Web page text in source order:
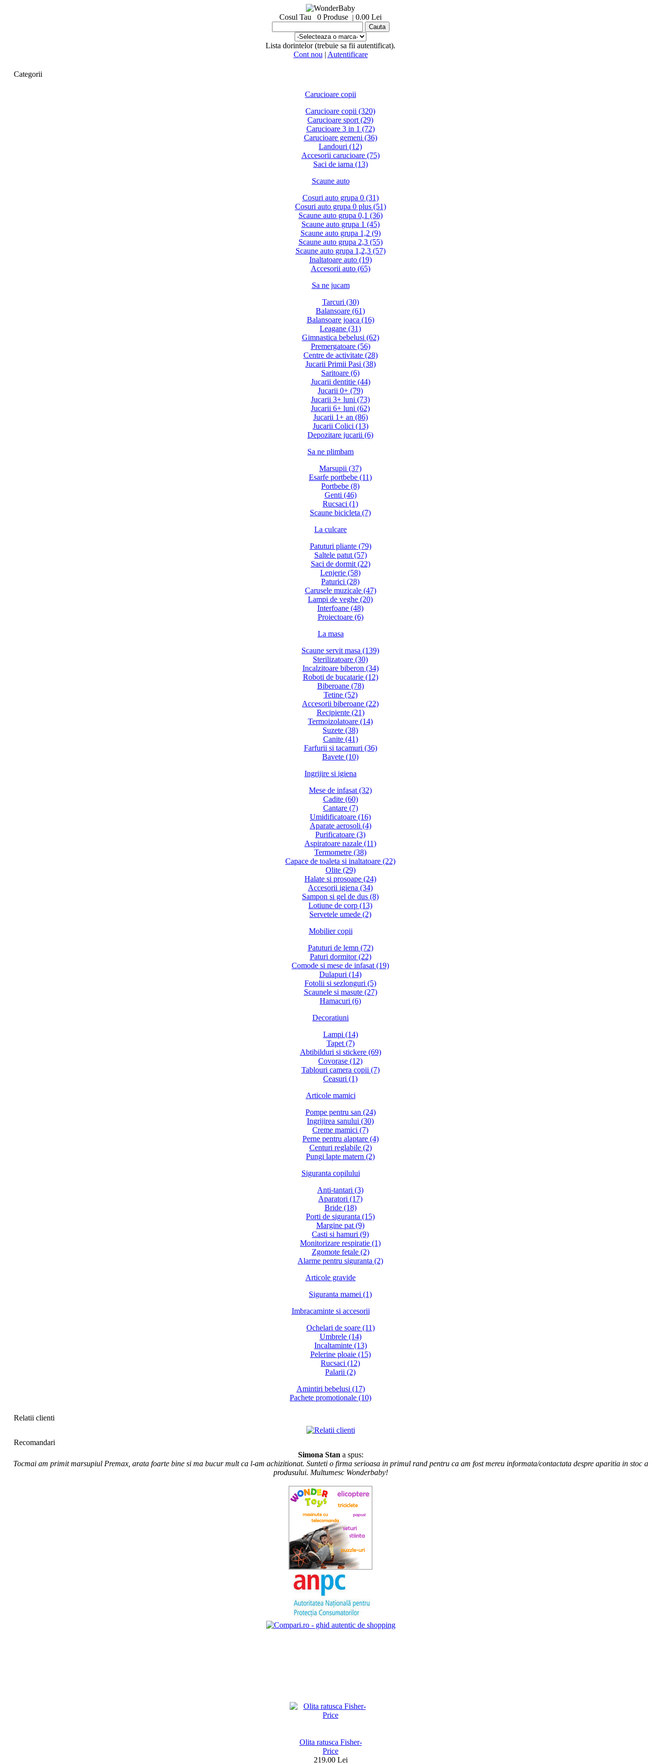
Cosul Tau 0 Produse 0.00 Lei
Lista dorintelor (trebuie sa fii autentificat).
Cont nou | Autentificare
Categorii
Carucioare copii
Carucioare copii (320)
Carucioare sport (29)
Carucioare 3 in 1 (72)
Carucioare gemeni (36)
Landouri (12)
Accesorii carucioare (75)
Saci de iarna (13)
Scaune auto
Cosuri auto grupa 0 (31)
Cosuri auto grupa 0 plus (51)
Scaune auto grupa 0,1 (36)
Scaune auto grupa 1 (45)
Scaune auto grupa 1,2 (9)
Scaune auto grupa 2,3 (55)
Scaune auto grupa 1,2,3 (57)
Inaltatoare auto (19)
Accesorii auto (65)
Sa ne jucam
Tarcuri (30)
Balansoare (61)
Balansoare joaca (16)
Leagane (31)
Gimnastica bebelusi (62)
Premergatoare (56)
Centre de activitate (28)
Jucarii Primii Pasi (38)
Saritoare (6)
Jucarii dentitie (44)
Jucarii 0+ (79)
Jucarii 3+ luni (73)
Jucarii 6+ luni (62)
Jucarii 1+ an (86)
Jucarii Colici (13)
Depozitare jucarii (6)
Sa ne plimbam
Marsupii (37)
Esarfe portbebe (11)
Portbebe (8)
Genti (46)
Rucsaci (1)
Scaune bicicleta (7)
La culcare
Patuturi pliante (79)
Saltele patut (57)
Saci de dormit (22)
Lenjerie (58)
Paturici (28)
Carusele muzicale (47)
Lampi de veghe (20)
Interfoane (48)
Proiectoare (6)
La masa
Scaune servit masa (139)
Sterilizatoare (30)
Incalzitoare biberon (34)
Roboti de bucatarie (12)
Biberoane (78)
Tetine (52)
Accesorii biberoane (22)
Recipiente (21)
Termoizolatoare (14)
Suzete (38)
Canite (41)
Farfurii si tacamuri (36)
Bavete (10)
Ingrijire si igiena
Mese de infasat (32)
Cadite (60)
Cantare (7)
Umidificatoare (16)
Aparate aerosoli (4)
Purificatoare (3)
Aspiratoare nazale (11)
Termometre (38)
Capace de toaleta si inaltatoare (22)
Olite (29)
Halate si prosoape (24)
Accesorii igiena (34)
Sampon si gel de dus (8)
Lotiune de corp (13)
Servetele umede (2)
Mobilier copii
Patuturi de lemn (72)
Paturi dormitor (22)
Comode si mese de infasat (19)
Dulapuri (14)
Fotolii si sezlonguri (5)
Scaunele si masute (27)
Hamacuri (6)
Decoratiuni
Lampi (14)
Tapet (7)
Abtibilduri si stickere (69)
Covorase (12)
Tablouri camera copii (7)
Ceasuri (1)
Articole mamici
Pompe pentru san (24)
Ingrijirea sanului (30)
Creme mamici (7)
Perne pentru alaptare (4)
Centuri reglabile (2)
Pungi lapte matern (2)
Siguranta copilului
Anti-tantari (3)
Aparatori (17)
Bride (18)
Porti de siguranta (15)
Margine pat (9)
Casti si hamuri (9)
Monitorizare respiratie (1)
Zgomote fetale (2)
Alarme pentru siguranta (2)
Articole gravide
Siguranta mamei (1)
Imbracaminte si accesorii
Ochelari de soare (11)
Umbrele (14)
Incaltaminte (13)
Pelerine ploaie (15)
Rucsaci (12)
Palarii (2)
Amintiri bebelusi (17)
Pachete promotionale (10)
Relatii clienti
Recomandari
Simona Stan a spus:
Tocmai am primit marsupiul Premax, arata foarte bine si ma bucur mult ca l-am achizitionat. Sunteti o firma serioasa in primul rand pentru ca am fost mereu informata/contactata despre aparitia in stoc a
produsului. Multumesc Wonderbaby!
Olita ratusca Fisher-
Price
219.00 Lei